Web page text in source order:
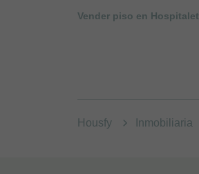
Vender piso en Hospitalet
Housfy Inmobiliaria